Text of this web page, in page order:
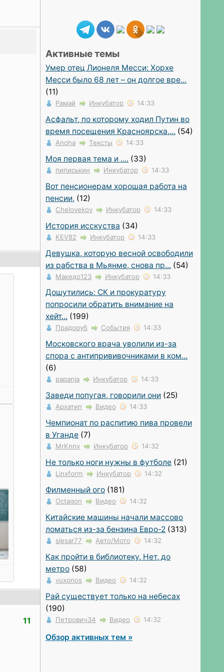
11
Активные темы
Умер отец Лионеля Месси: Хорхе
Месси было 68 лет – он долгое вре...
(11)
Рамай Инкубатор 14:33
Асфальт, по которому ходил Путин во
время посещения Красноярска,... (54)
Anoha Тексты 14:33
Моя первая тема и .... (33)
пиписькин Инкубатор 14:33
Вот пенсионерам хорошая работа на
пенсии, (12)
Chelovekov Инкубатор 14:33
История исскуства (34)
KEV82 Инкубатор 14:33
Девушка, которую весной освободили
из рабства в Мьянме, снова пр... (54)
Македо123 Инкубатор 14:33
Дошутились: СК и прокуратуру
попросили обратить внимание на
хейт... (199)
Прадоруб События 14:33
Московского врача уволили из-за
спора с антипрививочниками в ком...
(6)
papanja Инкубатор 14:33
Заведи попугая, говорили они (25)
Архатип Видео 14:33
Чемпионат по распитию пива провели
в Уганде (7)
MrKnnv Инкубатор 14:32
Не только ноги нужны в футболе (21)
Linxform Инкубатор 14:32
Филменный ого (181)
Octagon Видео 14:32
Китайские машины начали массово
ломаться из-за бензина Евро-2 (313)
slesar77 Авто/Мото 14:32
Как пройти в библиотеку. Нет, до
метро (58)
vuxonos Видео 14:32
Рай существует только на небесах
(190)
Петрович34 Видео 14:32
Обзор активных тем »